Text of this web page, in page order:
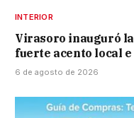
INTERIOR
Virasoro inauguró
fuerte acento local
6 de agosto de 2026